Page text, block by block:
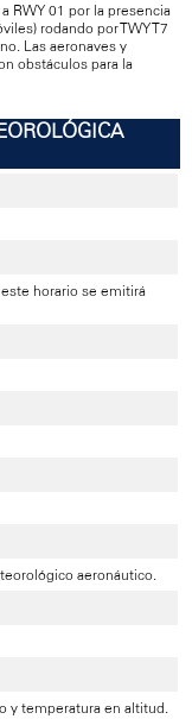
RWY 01 por la presencia
rodando por TWY T7
Las aeronaves y
obstáculos para la
este horario se emitirá
aeronáutico.
y temperatura en altitud.